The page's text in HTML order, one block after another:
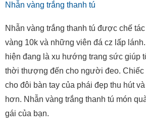
Nhẫn vàng trắng thanh tú
Nhẫn vàng trắng thanh tú được chế
vàng 10k và những viên đá cz lấp
hiện đang là xu hướng trang sức giúp
thời thượng đến cho người đeo. Chiếc
cho đôi bàn tay của phái đẹp thu hút
hơn. Nhẫn vàng trắng thanh tú món
gái của bạn.